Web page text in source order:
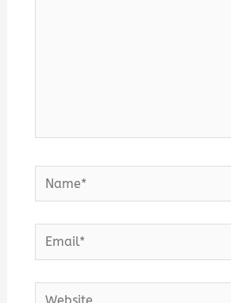
Name*
Email*
Website